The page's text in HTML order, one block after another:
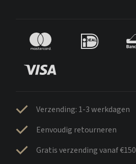
Verzending: 1-3 werkdagen
Eenvoudig retourneren
Gratis verzending vanaf €150